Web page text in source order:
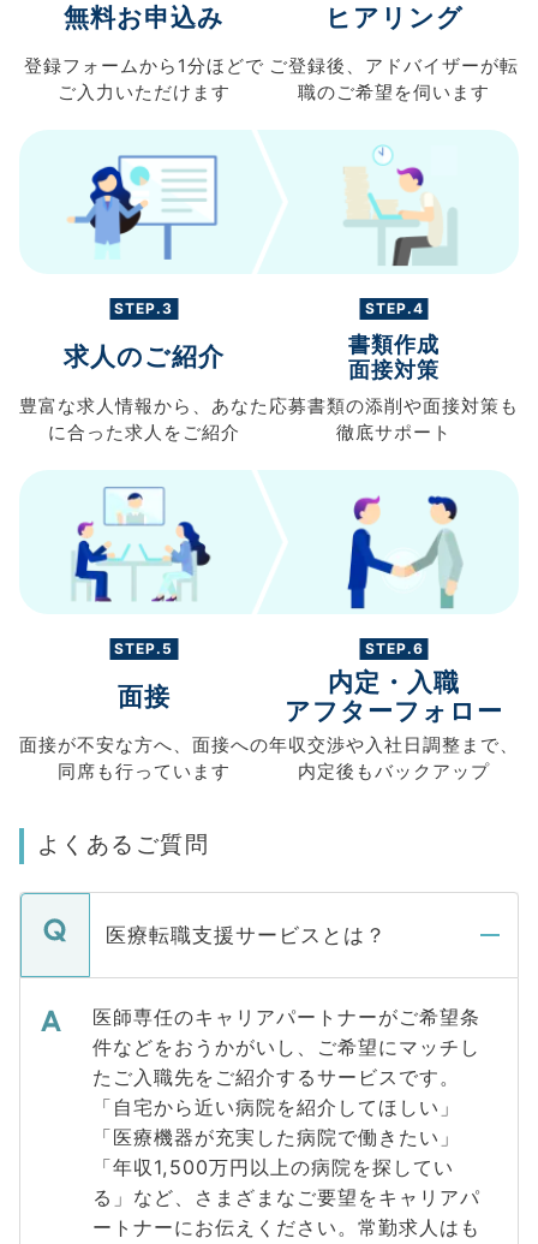
無料お申込み
登録フォームから 1分ほどで
ご入力 いただけます
ヒアリング
ご登録後、 アドバイザーが転
職のご希望を伺います
STEP.3
求人のご紹介
豊富な求人情報から、 あなた
に合った求人を ご紹介
STEP.4
書類作成
面接対策
応募書類の添削や面接対策も
徹底サポート
STEP.5
面接
面接が不安な方へ、 面接への
同席も行っています
STEP.6
内定・入職
アフターフォロー
年収交渉や入社日調整まで、
内定後もバックアップ
よくあるご質問
医療転職支援サービスとは？
医師専任のキャリアパートナーがご希望条
件などをおうかがいし、ご希望にマッチし
たご入職先をご紹介するサービスです。
「自宅から近い病院を紹介してほしい」
「医療機器が充実した病院で働きたい」
「年収1,500万円以上の病院を探してい
る」など、さまざまなご要望をキャリアパ
ートナーにお伝えください。常勤求人はも